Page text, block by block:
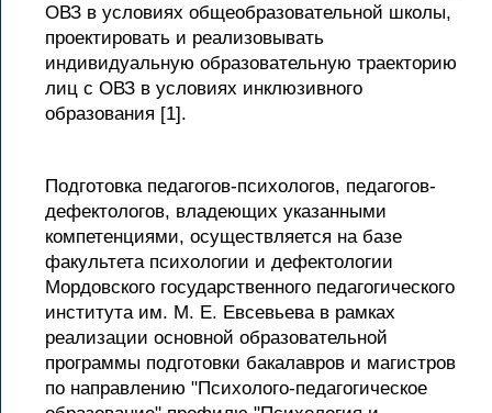
ОВЗ в условиях общеобразовательной школы,
проектировать и реализовывать
индивидуальную образовательную траекторию
лиц с ОВЗ в условиях инклюзивного
образования [1].
Подготовка педагогов-психологов, педагогов-
дефектологов, владеющих указанными
компетенциями, осуществляется на базе
факультета психологии и дефектологии
Мордовского государственного педагогического
института им. М. Е. Евсевьева в рамках
реализации основной образовательной
программы подготовки бакалавров и магистров
по направлению "Психолого-педагогическое